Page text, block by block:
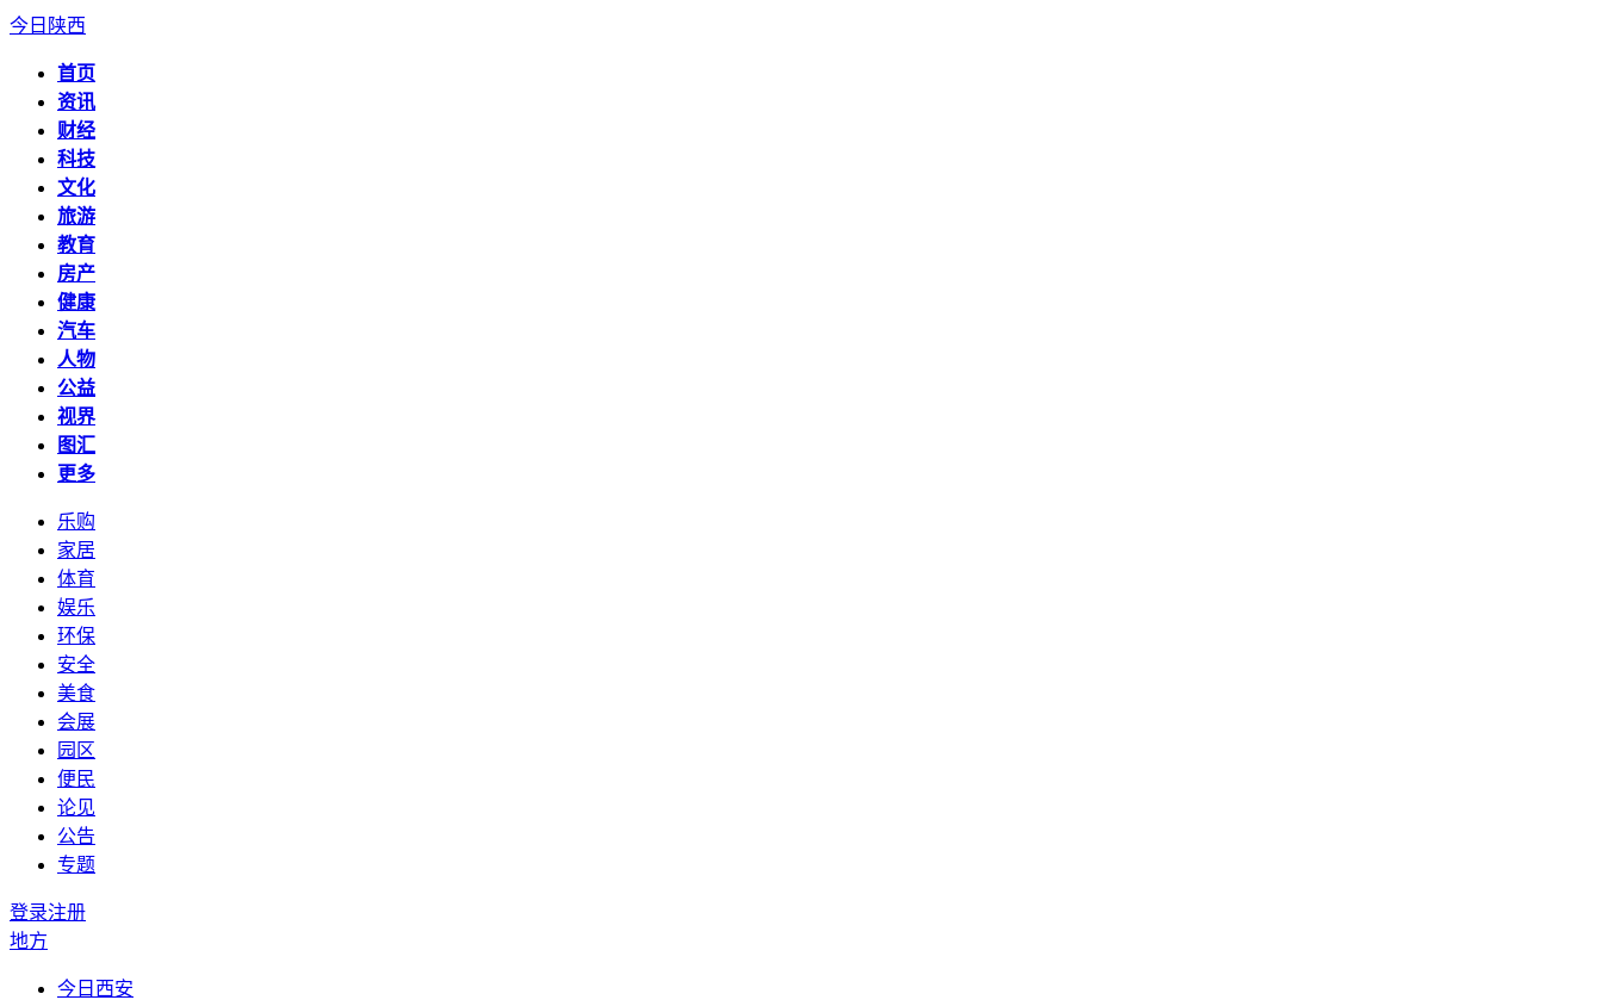
今日陕西
首页
资讯
财经
科技
文化
旅游
教育
房产
健康
汽车
人物
公益
视界
图汇
更多
乐购
家居
体育
娱乐
环保
安全
美食
会展
园区
便民
论见
公告
专题
登录注册
地方
今日西安